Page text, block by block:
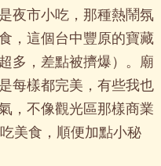
夜市小吃，那種熱鬧氛
，這個台中豐原的寶藏
多，差點被擠爆）。廟
每樣都完美，有些我也
，不像觀光區那樣商業
美食，順便加點小秘